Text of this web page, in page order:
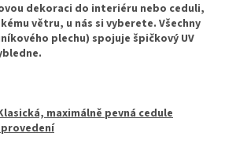
dekoraci do interiéru nebo ceduli,
větru, u nás si vyberete. Všechny
plechu) spojuje špičkový UV
Klasická, maximálně pevná cedule